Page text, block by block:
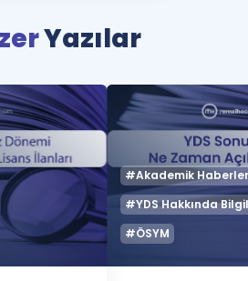
Yazılar
#Akademik
#YDS Hakkında
#ÖSYM